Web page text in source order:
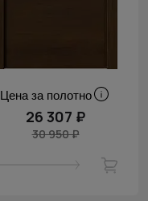
Цена за полотно
26 307 ₽
30 950 ₽